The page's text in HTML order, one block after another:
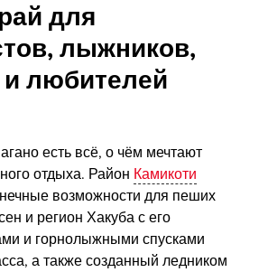
для
лыжников,
и любителей
есть всё, о чём мечтают
отдыха. Район Камикоти
возможности для пеших
и регион Хакуба с его
и горнолыжными спусками
а также созданный ледником